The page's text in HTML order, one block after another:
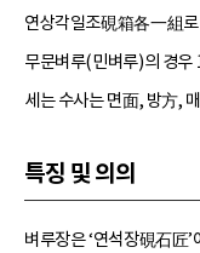
연상각일조硯箱各一組
무문벼루(민벼루)의 경우
세는 수사는 면面, 방方,
특징 및 의의
벼루장은 ‘연석장硯石匠